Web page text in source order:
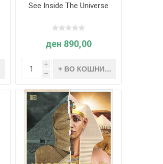
See Inside The Universe
ден 890,00
i
h